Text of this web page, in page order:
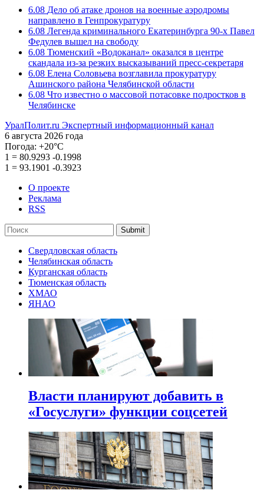
6.08 Дело об атаке дронов на военные аэродромы
направлено в Генпрокуратуру
6.08 Легенда криминального Екатеринбурга 90-х Павел
Федулев вышел на свободу
6.08 Тюменский «Водоканал» оказался в центре
скандала из-за резких высказываний пресс-секретаря
6.08 Елена Соловьева возглавила прокуратуру
Ашинского района Челябинской области
6.08 Что известно о массовой потасовке подростков в
Челябинске
УралПолит.ru Экспертный информационный канал
6 августа 2026 года
Погода: +20°С
1 = 80.9293 -0.1998
1 = 93.1901 -0.3923
О проекте
Реклама
RSS
Submit
Свердловская область
Челябинская область
Курганская область
Тюменская область
ХМАО
ЯНАО
Власти планируют добавить в
«Госуслуги» функции соцсетей